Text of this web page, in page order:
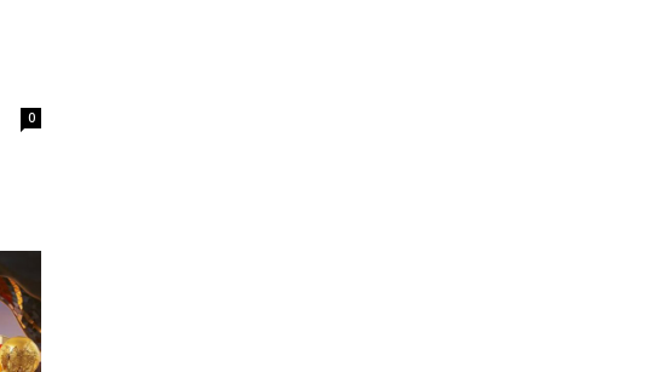
0